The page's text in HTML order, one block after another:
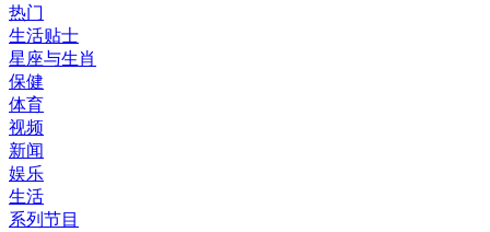
热门
生活贴士
星座与生肖
保健
体育
视频
新闻
娱乐
生活
系列节目